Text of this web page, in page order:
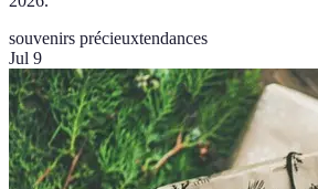
souvenirs précieuxtendances
Jul 9